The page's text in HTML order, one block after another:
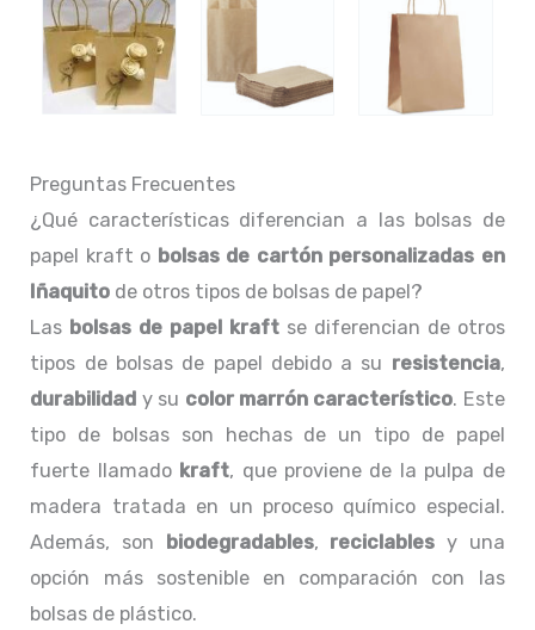
Preguntas Frecuentes
¿Qué características diferencian a las bolsas de
papel kraft o bolsas de cartón personalizadas en
Iñaquito de otros tipos de bolsas de papel?
Las bolsas de papel kraft se diferencian de otros
tipos de bolsas de papel debido a su resistencia,
durabilidad y su color marrón característico. Este
tipo de bolsas son hechas de un tipo de papel
fuerte llamado kraft, que proviene de la pulpa de
madera tratada en un proceso químico especial.
Además, son biodegradables, reciclables y una
opción más sostenible en comparación con las
bolsas de plástico.